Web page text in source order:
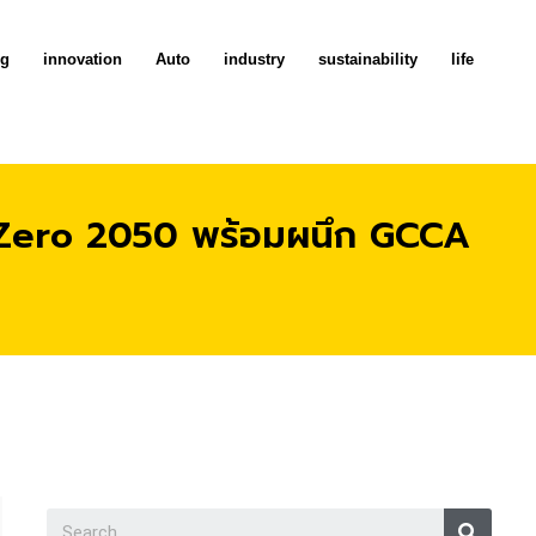
innovation Auto industry sustainability life
2050 พร้อมผนึก GCCA